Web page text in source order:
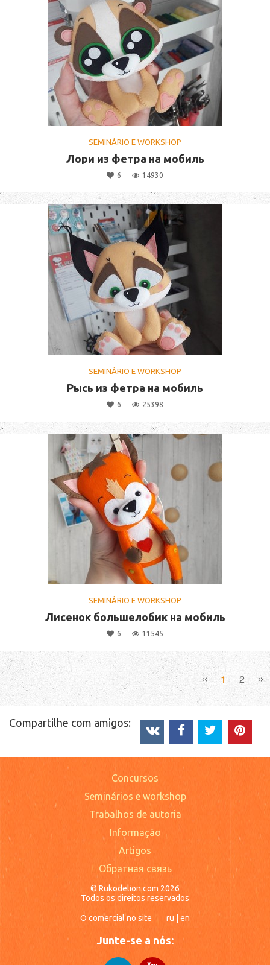
SEMINÁRIO E WORKSHOP
Лори из фетра на мобиль
6 14930
SEMINÁRIO E WORKSHOP
Рысь из фетра на мобиль
6 25398
SEMINÁRIO E WORKSHOP
Лисенок большелобик на мобиль
6 11545
« 1 2 »
Compartilhe com amigos:
Concursos
Seminários e workshop
Trabalhos de autoria
Informação
Artigos
Обратная связь
© Rukodelion.com 2026
Todos os direitos reservados
O comercial no site ru en
Junte-se a nós: